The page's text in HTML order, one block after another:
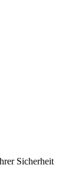
Sicherheit